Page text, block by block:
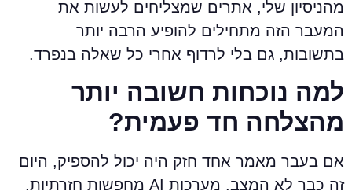
מהניסיון שלי, אתרים שמצליחים לעשות את
המעבר הזה מתחילים להופיע הרבה יותר
בתשובות, גם בלי לרדוף אחרי כל שאלה בנפרד.
למה נוכחות חשובה יותר
מהצלחה חד פעמית?
אם בעבר מאמר אחד חזק היה יכול להספיק, היום
זה כבר לא המצב. מערכות AI מחפשות חזרתיות.